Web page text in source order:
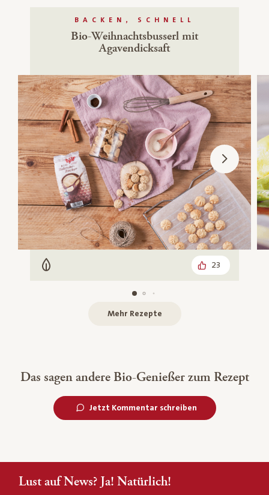
BACKEN, SCHNELL
Bio-Weihnachtsbusserl mit
Agavendicksaft
Vegetarisch 23
Mehr Rezepte
Das sagen andere Bio-Genießer zum Rezept
Jetzt Kommentar schreiben
Lust auf News? Ja! Natürlich!